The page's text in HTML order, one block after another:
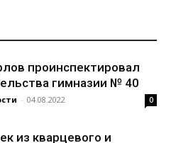
проинспектировал
гимназии № 40
- 04.08.2022 0
из кварцевого и